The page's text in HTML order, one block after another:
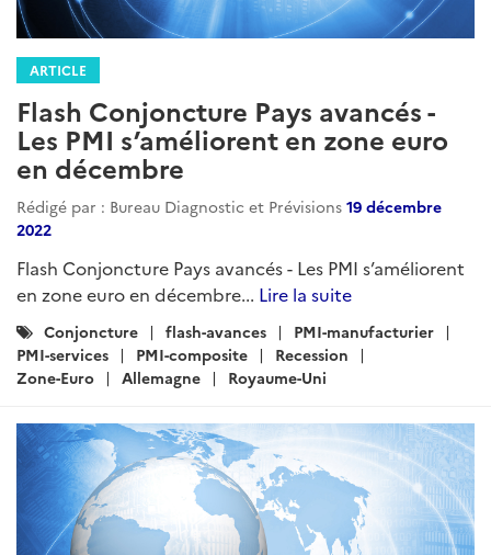
ARTICLE
Flash Conjoncture Pays avancés -
Les PMI s’améliorent en zone euro
en décembre
Rédigé par : Bureau Diagnostic et Prévisions 19 décembre
2022
Flash Conjoncture Pays avancés - Les PMI s’améliorent
en zone euro en décembre... Lire la suite
Catégories
:
Conjoncture flash-avances
PMI-manufacturier
PMI-services
PMI-composite
Recession
Zone-Euro
Allemagne Royaume-Uni